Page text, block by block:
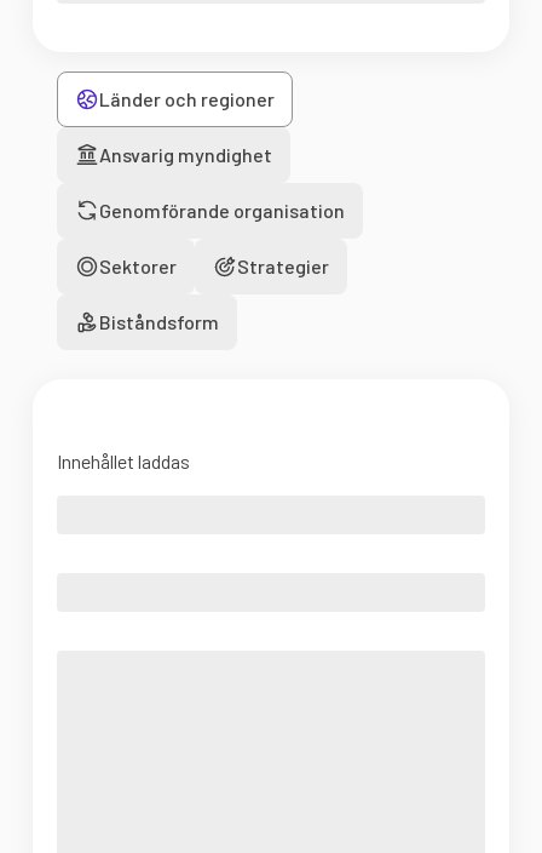
Länder och regioner
Ansvarig myndighet
Genomförande organisation
Sektorer Strategier
Biståndsform
Innehållet laddas